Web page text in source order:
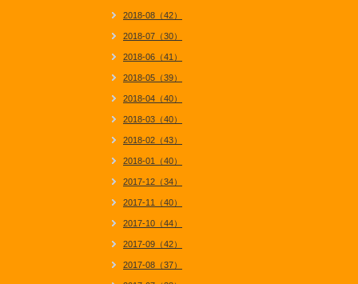
2018-08（42）
2018-07（30）
2018-06（41）
2018-05（39）
2018-04（40）
2018-03（40）
2018-02（43）
2018-01（40）
2017-12（34）
2017-11（40）
2017-10（44）
2017-09（42）
2017-08（37）